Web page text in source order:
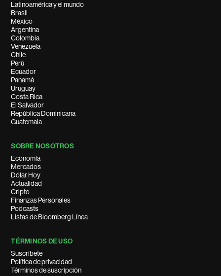
Latinoamérica y el mundo
Brasil
México
Argentina
Colombia
Venezuela
Chile
Perú
Ecuador
Panamá
Uruguay
Costa Rica
El Salvador
República Dominicana
Guatemala
SOBRE NOSOTROS
Economía
Mercados
Dólar Hoy
Actualidad
Cripto
Finanzas Personales
Podcasts
Listas de Bloomberg Línea
TÉRMINOS DE USO
Suscríbete
Política de privacidad
Términos de suscripción